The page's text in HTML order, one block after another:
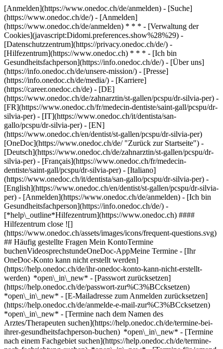
[Anmelden](https://www.onedoc.ch/de/anmelden) - [Suche]
(https://www.onedoc.ch/de/) - [Anmelden]
(https://www.onedoc.ch/de/anmelden) * * * - [Verwaltung der
Cookies](javascript:Didomi.preferences.show%28%29) -
[Datenschutzzentrum](https://privacy.onedoc.ch/de/) -
[Hilfezentrum](https://www.onedoc.ch) * * * - [Ich bin
Gesundheitsfachperson](https://info.onedoc.ch/de/) - [Über uns]
(https://info.onedoc.ch/de/unsere-mission/) - [Presse]
(https://info.onedoc.ch/de/media/) - [Karriere]
(https://career.onedoc.ch/de) - [DE]
(https://www.onedoc.ch/de/zahnarztin/st-gallen/pcspu/dr-silvia-per) -
[FR](https://www.onedoc.ch/fr/medecin-dentiste/saint-gall/pcspu/dr-
silvia-per) - [IT](https://www.onedoc.ch/it/dentista/san-
gallo/pcspu/dr-silvia-per) - [EN]
(https://www.onedoc.ch/en/dentist/st-gallen/pcspu/dr-silvia-per)
[OneDoc](https://www.onedoc.ch/de/ "Zurück zur Startseite") -
[Deutsch](https://www.onedoc.ch/de/zahnarztin/st-gallen/pcspu/dr-
silvia-per) - [Français](https://www.onedoc.ch/fr/medecin-
dentiste/saint-gall/pcspu/dr-silvia-per) - [Italiano]
(https://www.onedoc.ch/it/dentista/san-gallo/pcspu/dr-silvia-per) -
[English](https://www.onedoc.ch/en/dentist/st-gallen/pcspu/dr-silvia-
per) - [Anmelden](https://www.onedoc.ch/de/anmelden) - [Ich bin
Gesundheitsfachperson](https://info.onedoc.ch/de/) -
[*help\_outline*Hilfezentrum](https://www.onedoc.ch) ####
Hilfezentrum close ![]
(https://www.onedoc.ch/assets/images/icons/frequent-questions.svg)
## Häufig gestellte Fragen Mein KontoTermine
buchenVideosprechstundeOneDoc-AppMeine Termine - [Ihr
OneDoc-Konto kann nicht erstellt werden]
(https://help.onedoc.ch/de/ihr-onedoc-konto-kann-nicht-erstellt-
werden) *open\_in\_new* - [Passwort zurücksetzen]
(https://help.onedoc.ch/de/passwort-zur%C3%BCcksetzen)
*open\_in\_new* - [E-Mailadresse zum Anmelden zurücksetzen]
(https://help.onedoc.ch/de/anmelde-e-mail-zur%C3%BCcksetzen)
*open\_in\_new* - [Termine nach dem Namen des
Arztes/Therapeuten suchen](https://help.onedoc.ch/de/termine-bei-
ihrer-gesundheitsfachperson-buchen) *open\_in\_new* - [Termine
nach einem Fachgebiet suchen](https://help.onedoc.ch/de/termine-